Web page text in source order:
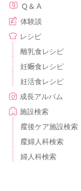
Ｑ＆Ａ
体験談
レシピ
離乳食レシピ
妊娠食レシピ
妊活食レシピ
成長アルバム
施設検索
産後ケア施設検索
産婦人科検索
婦人科検索